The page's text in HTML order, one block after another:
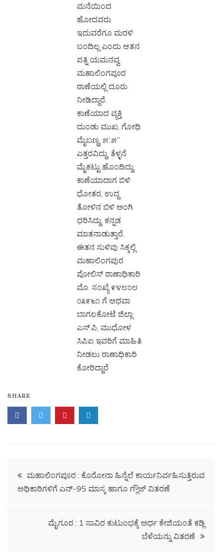
ಮನೆಯಿಂದ
ಹೋದವರು
ಇದುವರೆಗೂ ಮರಳಿ
ಬಂದಿಲ್ಲ ಎಂದು ಆತನ
ಪತ್ನಿ ಯಮನವ್ವ
ಮಹಾಲಿಂಗಪೂರ
ಠಾಣೆಯಲ್ಲಿ ದೂರು
ನೀಡಿದ್ದಾರೆ.
ಕಾಣೆಯಾದ ವ್ಯಕ್ತಿ
ದುಂಡು ಮುಖ, ಗೋಧಿ
ಮೈಬಣ್ಣ, ೫’.೫”
ಎತ್ತರವಿದ್ದು, ತೆಳ್ಳನೆ
ಮೈಕಟ್ಟು ಹೊಂದಿದ್ದು,
ಕಾಣೆಯಾದಾಗ ಬಿಳಿ
ಧೋತರ, ಉದ್ದ
ತೋಳಿನ ಬಿಳಿ ಅಂಗಿ
ಧರಿಸಿದ್ದು, ಕನ್ನಡ
ಮಾತನಾಡುತ್ತಾರೆ.
ಈತನ ಸುಳಿವು ಸಿಕ್ಕಲ್ಲಿ
ಮಹಾಲಿಂಗಪುರ
ಪೋಲಿಸ್ ಠಾಣಾಧಿಕಾರಿ
ಮೊ. ಸಂಖ್ಯೆ ೯೪೮೦೮
೦೩೯೬೧ ಗೆ ಅಥವಾ
ಬಾಗಲಕೋಟೆ ಜಿಲ್ಲಾ
ಎಸ್.ಪಿ, ಮುಧೋಳ
ಸಿಪಿಐ ಇವರಿಗೆ ಮಾಹಿತಿ
ನೀಡಲು ಠಾಣಾಧಿಕಾರಿ
ಕೋರಿದ್ದಾರೆ
SHARE
ಮಹಾಲಿಂಗಪೂರ : ಕೊರೋನಾ ಹಿನ್ನೆಲೆ ಕಾರ್ಯನಿರ್ವಹಿಸುತ್ತಿರುವ
ಅಧಿಕಾರಿಗಳಿಗೆ ಎನ್-95 ಮಾಸ್ಕ ಹಾಗೂ ಗ್ಲೌಜ್ ವಿತರಣೆ
ಮೈಗೂರ : 1 ಸಾವಿರ ಕುಟುಂಭಕ್ಕೆ ಅರ್ಧ ಕೇಜಿಯಂತೆ ಕಡ್ಲಿ
ಬೆಳೆಯನ್ನು ವಿತರಣೆ